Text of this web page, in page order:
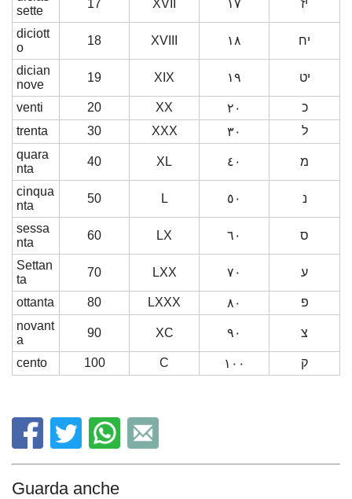
sette
17 XVII ١٧ יז
diciott
o
18 XVIII ١٨ יח
dician
nove
19 XIX ١٩ יט
venti 20 XX ٢٠
כ
trenta
30 XXX ٣٠
ל
quara
nta
40 XL ٤٠ מ
cinqua
nta
50 L ٥٠ נ
sessa
nta
60 LX ٦٠ ס
Settan
ta
70 LXX ٧٠ ע
ottanta 80 LXXX ٨٠
פ
novant
a
90 XC ٩٠ צ
cento 100 C ١٠٠ ק
Guarda anche